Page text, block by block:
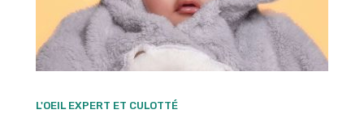
L'OEIL EXPERT ET CULOTTÉ